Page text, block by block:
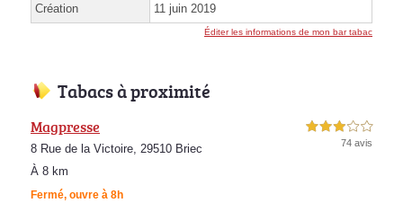
Création 11 juin 2019
Éditer les informations de mon bar tabac
Tabacs à proximité
Magpresse
8 Rue de la Victoire, 29510 Briec
À 8 km
Fermé, ouvre à 8h
3,0 étoiles sur 5
74 avis